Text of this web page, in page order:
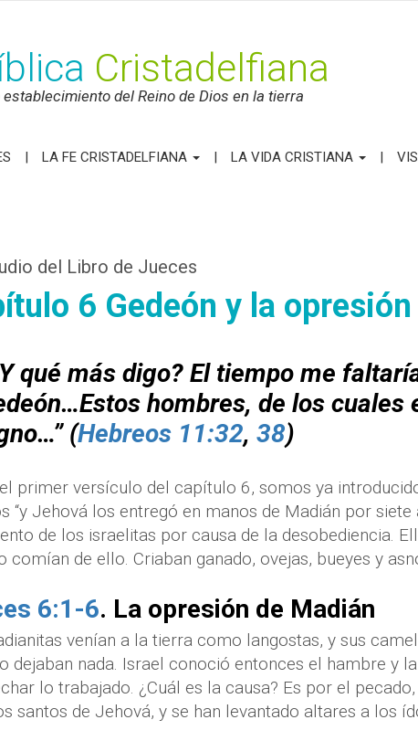
Cristadelfiana
del Reino de Dios en la tierra
LA FE CRISTADELFIANA LA VIDA CRISTIANA
del Libro de Jueces
6 Gedeón y la
qué más digo? El tiempo me
hombres, de los cuales
(Hebreos 11:32, 38)
primer versículo del capítulo 6, somos ya
“y Jehová los entregó en manos de Madián por siete
de los israelitas por causa de la desobediencia.
comían de ello. Criaban ganado, ovejas, bueyes y
6:1-6. La opresión de Madián
venían a la tierra como langostas, y sus
dejaban nada. Israel conoció entonces el hambre y
lo trabajado. ¿Cuál es la causa? Es por el
santos de Jehová, y se han levantado altares a los